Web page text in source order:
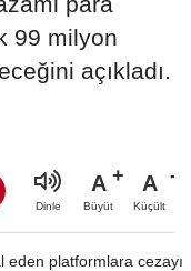
99 milyon
açıkladı.
Dinle
A
Büyüt
A
Küçült